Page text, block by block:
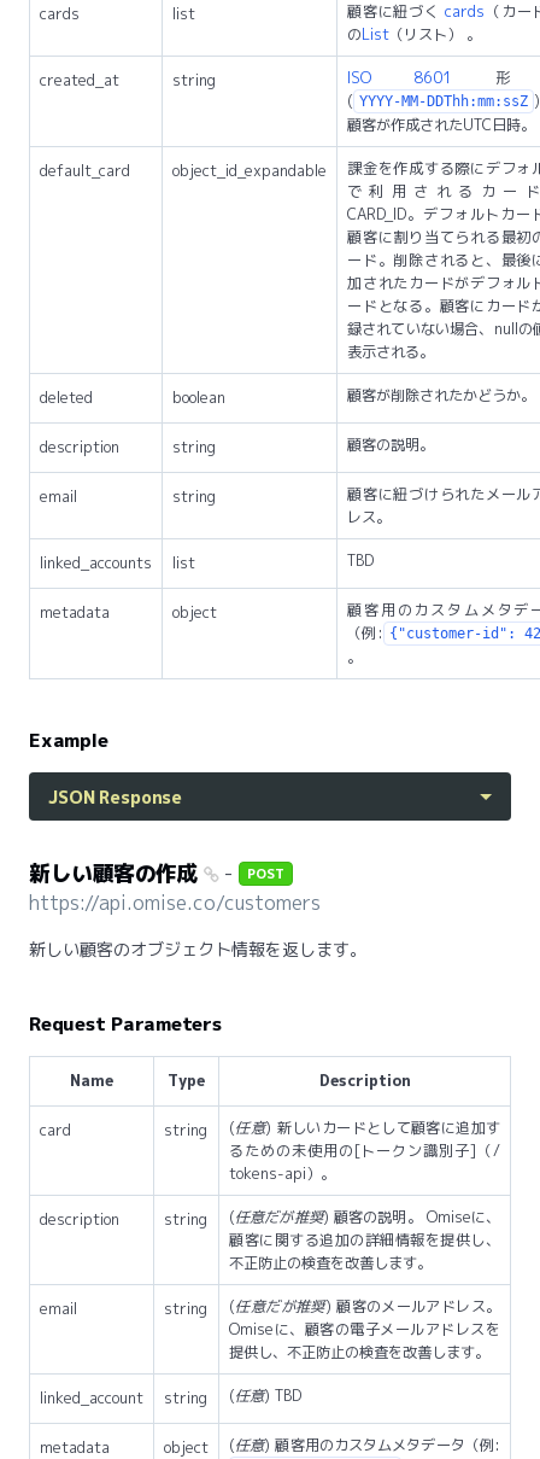
cards list 顧客に紐づくcards （カー
のList （リスト） 。
created_at string ISO 8601
形
( YYYY-MM-DDThh:mm:ssZ
顧客が作成されたUTC日時。
default_card object_id_expandable
課金を作成する際にデフォ
で利用されるカー
CARD_ID。デフォルトカー
顧客に割り当てられる最初
ード。削除されると、最後
加されたカードがデフォル
ードとなる。顧客にカード
録されていない場合、nullの
表示される。
deleted boolean 顧客が削除されたかどうか。
description string 顧客の説明。
email string
顧客に紐づけられたメール
レス。
linked_accounts list TBD
metadata object
顧客用のカスタムメタデ
（例: {"customer-id":
。
Example
JSON Response
新しい顧客の作成 - POST
https://api.omise.co/customers
新しい顧客のオブジェクト情報を返します。
Request Parameters
Name Type Description
card string (任意) 新しいカードとして顧客に追加す
るための未使用の[トークン識別子]（/
tokens-api）。
description string (任意だが推奨) 顧客の説明。 Omiseに、
顧客に関する追加の詳細情報を提供し、
不正防止の検査を改善します。
email string (任意だが推奨) 顧客のメールアドレス。
Omiseに、顧客の電子メールアドレスを
提供し、不正防止の検査を改善します。
linked_account string (任意) TBD
metadata object (任意) 顧客用のカスタムメタデータ（例: